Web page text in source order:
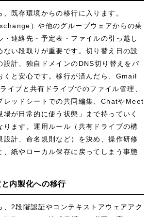
既存環境からの移行に入ります。
）や他のグループウェアからの乗
・連絡先・予定表・ファイルの引っ越し
ない段取りが重要です。切り替え日の設
設計、独自ドメインのDNS切り替えをパ
くと安心です。移行が済んだら、Gmail
イブと共有ドライブでのファイル管理、
レッドシートでの共同編集、ChatやMeet
場が日常的に使う状態」まで持っていく
ります。運用ルール（共有ドライブの構
設計、命名規則など）を決め、操作研修
、紙やローカル保存に戻ってしまう事態
内製化への移行
、2段階認証やコンテキストアウェアアク